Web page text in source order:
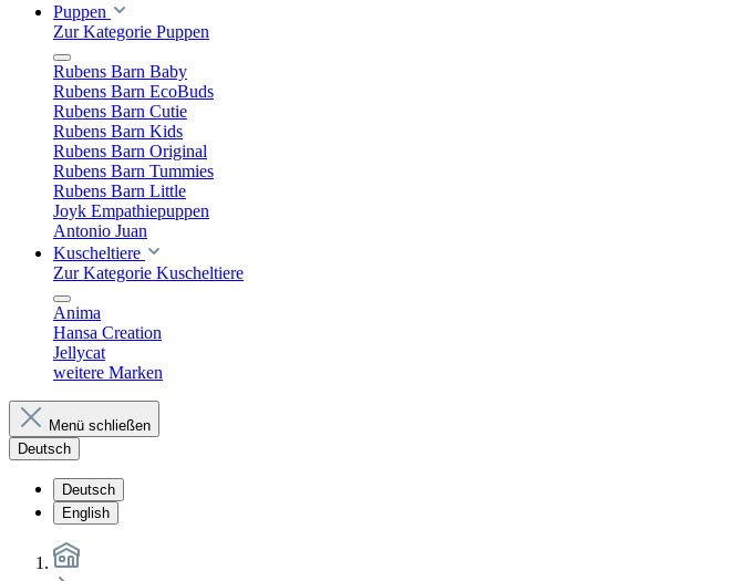
Puppen
Zur Kategorie Puppen
Rubens Barn Baby
Rubens Barn EcoBuds
Rubens Barn Cutie
Rubens Barn Kids
Rubens Barn Original
Rubens Barn Tummies
Rubens Barn Little
Joyk Empathiepuppen
Antonio Juan
Kuscheltiere
Zur Kategorie Kuscheltiere
Anima
Hansa Creation
Jellycat
weitere Marken
Menü schließen
Deutsch
Deutsch
English